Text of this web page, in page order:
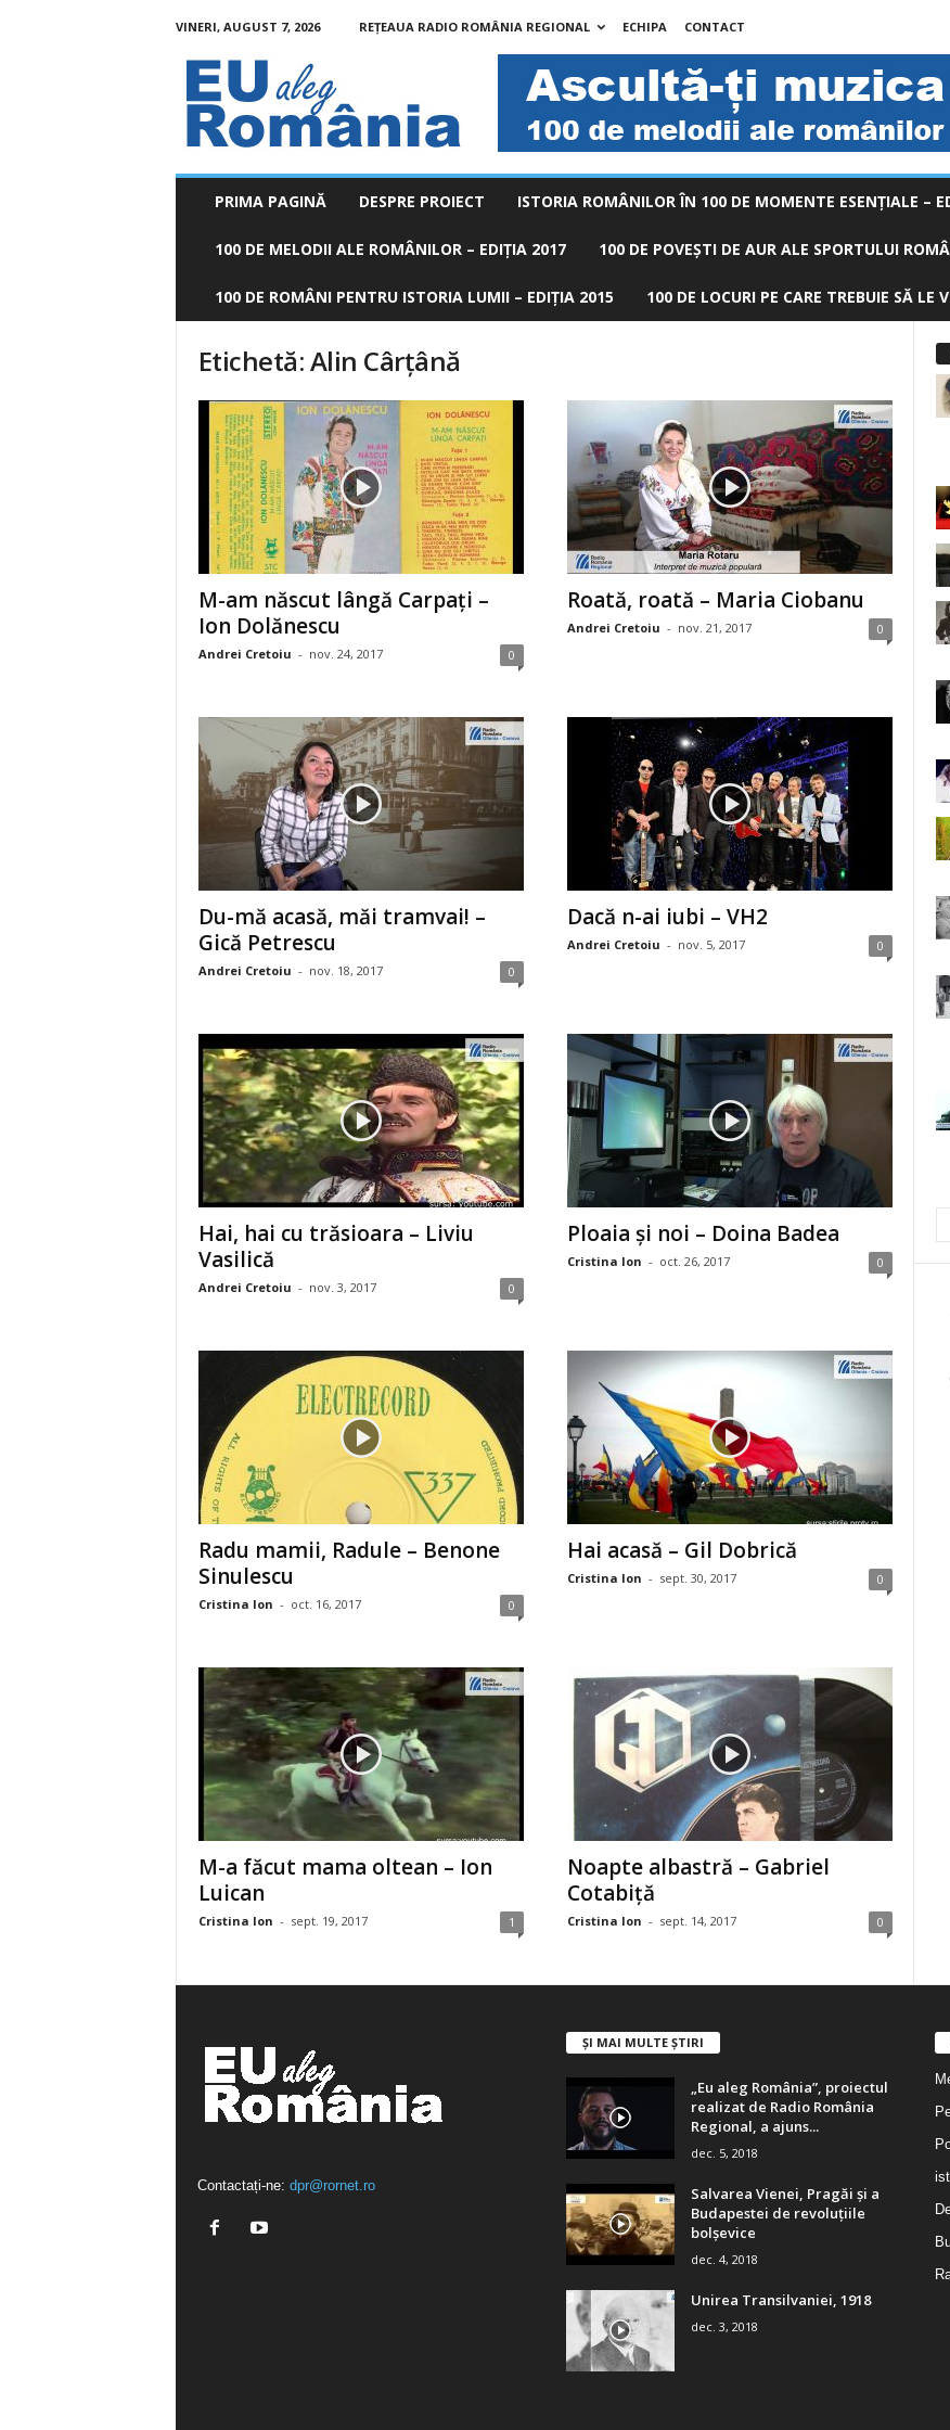
VINERI, AUGUST 7, 2026 REȚEAUA RADIO ROMÂNIA REGIONAL ECHIPA
CONTACT
aleg
România
PRIMA PAGINĂ DESPRE PROIECT ISTORIA ROMÂNILOR ÎN 100 DE MOMENTE ESENŢIALE –
100 DE MELODII ALE ROMÂNILOR – EDIȚIA 2017 100 DE POVEŞTI DE AUR ALE SPORTULUI
100 DE ROMÂNI PENTRU ISTORIA LUMII – EDIȚIA 2015 100 DE LOCURI PE CARE TREBUIE SĂ LE
Etichetă: Alin Cârţână
M-am născut lângă Carpaţi –
Ion Dolănescu
Andrei Cretoiu - nov. 24, 2017 0
Roată, roată – Maria Ciobanu
Andrei Cretoiu - nov. 21, 2017 0
Du-mă acasă, măi tramvai! –
Gică Petrescu
Andrei Cretoiu - nov. 18, 2017 0
Dacă n-ai iubi – VH2
Andrei Cretoiu - nov. 5, 2017 0
Hai, hai cu trăsioara – Liviu
Vasilică
Andrei Cretoiu - nov. 3, 2017 0
Ploaia şi noi – Doina Badea
Cristina Ion - oct. 26, 2017 0
Radu mamii, Radule – Benone
Sinulescu
Cristina Ion - oct. 16, 2017 0
Hai acasă – Gil Dobrică
Cristina Ion - sept. 30, 2017 0
M-a făcut mama oltean – Ion
Luican
Cristina Ion - sept. 19, 2017 1
Noapte albastră – Gabriel
Cotabiță
Cristina Ion - sept. 14, 2017 0
Contactați-ne: dpr@rornet.ro
ȘI MAI MULTE ȘTIRI
„Eu aleg România”, proiectul
realizat de Radio România
Regional, a ajuns...
dec. 5, 2018
Salvarea Vienei, Pragăi şi a
Budapestei de revoluţiile
bolşevice
dec. 4, 2018
Unirea Transilvaniei, 1918
dec. 3, 2018